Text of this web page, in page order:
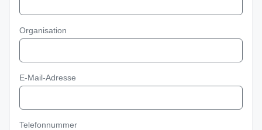
Organisation
E-Mail-Adresse
Telefonnummer